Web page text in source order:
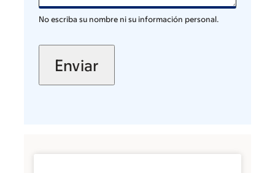
No escriba su nombre ni su información personal.